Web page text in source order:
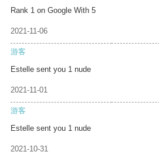
Rank 1 on Google With 5
2021-11-06
游客
Estelle sent you 1 nude
2021-11-01
游客
Estelle sent you 1 nude
2021-10-31